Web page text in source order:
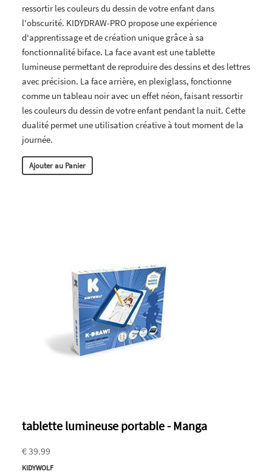
ressortir les couleurs du dessin de votre enfant dans
l'obscurité. KIDYDRAW-PRO propose une expérience
d'apprentissage et de création unique grâce à sa
fonctionnalité biface. La face avant est une tablette
lumineuse permettant de reproduire des dessins et des lettres
avec précision. La face arrière, en plexiglass, fonctionne
comme un tableau noir avec un effet néon, faisant ressortir
les couleurs du dessin de votre enfant pendant la nuit. Cette
dualité permet une utilisation créative à tout moment de la
journée.
Ajouter au Panier
tablette lumineuse portable - Manga
€ 39.99
KIDYWOLF